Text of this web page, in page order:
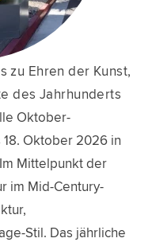
zu Ehren der Kunst,
des Jahrhunderts
Oktober-
Oktober 2026 in
Mittelpunkt der
im Mid-Century-
Stil. Das jährliche